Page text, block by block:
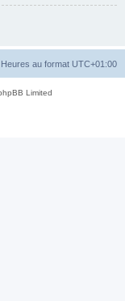
Heures au format UTC+01:00
Limited